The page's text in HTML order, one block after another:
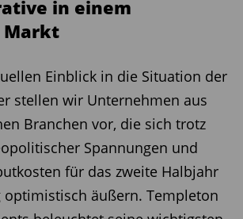
sagt Dina Ting,
Index Portfolio Management
Entwicklung, die
und das wachsende
als Gründe, auf den
setzen. Sie erwartet, dass der
Wirtschaftskraft bis zum Jahr
3 aufsteigen wird – neben China
in einem
Markt
Einblick in die Situation der
stellen wir Unternehmen aus
Branchen vor, die sich trotz
Spannungen und
für das zweite Halbjahr
optimistisch äußern. Templeton